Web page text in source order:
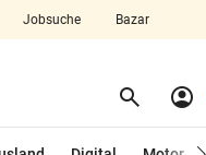
Jobsuche Bazar
search Suchen
account_circle